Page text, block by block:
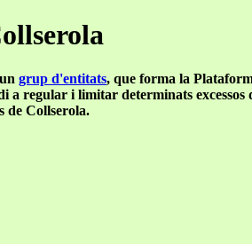
grup d'entitats, que forma la
regular i limitar determinats excessos
de Collserola.